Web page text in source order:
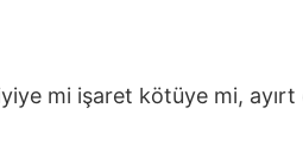
mi işaret kötüye mi, ayırt